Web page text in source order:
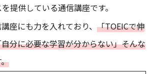
提供している通信講座です。
座にも力を入れており、 「TOEICで伸
分に必要な学習が分からない」そんな